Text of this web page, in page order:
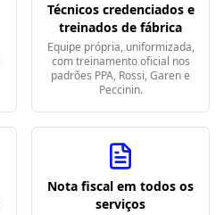
Técnicos credenciados e
treinados de fábrica
Equipe própria, uniformizada,
com treinamento oficial nos
padrões PPA, Rossi, Garen e
Peccinin.
Nota fiscal em todos os
serviços